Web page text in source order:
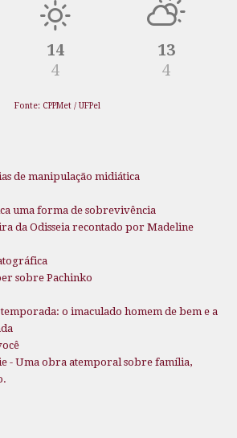
14
4
13
4
Fonte: CPPMet / UFPel
de manipulação midiática
uma forma de sobrevivência
da Odisseia recontado por Madeline
sobre Pachinko
temporada: o imaculado homem de bem e a
- Uma obra atemporal sobre família,